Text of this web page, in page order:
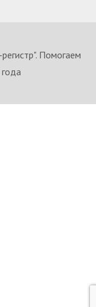
Помогаем